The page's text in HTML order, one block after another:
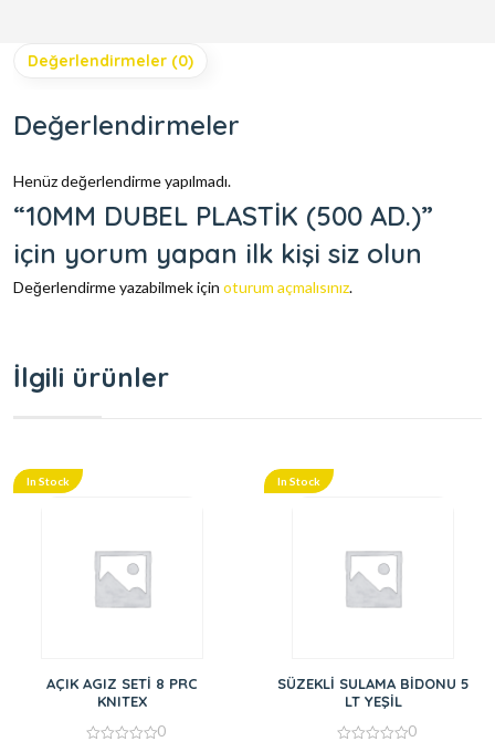
Değerlendirmeler (0)
Değerlendirmeler
Henüz değerlendirme yapılmadı.
“10MM DUBEL PLASTİK (500 AD.)”
için yorum yapan ilk kişi siz olun
Değerlendirme yazabilmek için oturum açmalısınız.
İlgili ürünler
In Stock
AÇIK AGIZ SETİ 8 PRC
KNITEX
0
In Stock
SÜZEKLİ SULAMA BİDONU 5
LT YEŞİL
0